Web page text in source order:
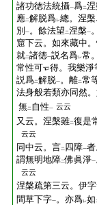
諸功徳法統攝一爲二
應二解脱爲レ總。涅
別 一。餘法望 二涅槃一
窟下云。如來藏中
就二諸徳一説名爲レ常
常性可
得。我樂淨
説爲二解脱一。離二常
法身般若類亦同然
無二 自性一 云云
又云。涅槃雖二復是
云云
同中云。言二 四障一
謂無明地障二佛眞淨一
云云
涅槃疏第三云。伊
間草下字一。亦爲レ如